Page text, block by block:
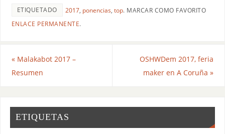
ETIQUETADO 2017, ponencias, top. MARCAR COMO FAVORITO
ENLACE PERMANENTE.
«Malakabot 2017 –
Resumen
OSHWDem 2017, feria
maker en A Coruña»
ETIQUETAS